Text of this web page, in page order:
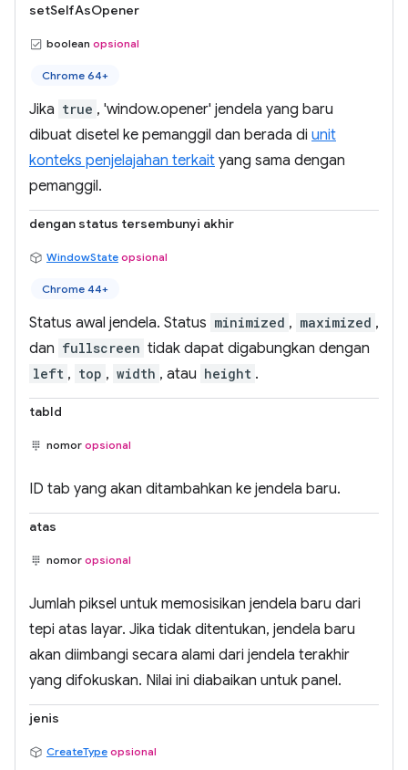
setSelfAsOpener
boolean opsional
Chrome 64+
Jika true , 'window.opener' jendela yang baru
dibuat disetel ke pemanggil dan berada di unit
konteks penjelajahan terkait yang sama dengan
pemanggil.
dengan status tersembunyi akhir
WindowState opsional
Chrome 44+
Status awal jendela. Status minimized , maximized ,
dan fullscreen tidak dapat digabungkan dengan
left , top , width , atau height .
tabId
nomor opsional
ID tab yang akan ditambahkan ke jendela baru.
atas
nomor opsional
Jumlah piksel untuk memosisikan jendela baru dari
tepi atas layar. Jika tidak ditentukan, jendela baru
akan diimbangi secara alami dari jendela terakhir
yang difokuskan. Nilai ini diabaikan untuk panel.
jenis
CreateType opsional